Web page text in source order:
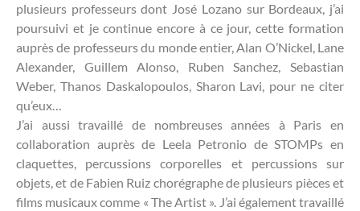
plusieurs professeurs dont José Lozano sur Bordeaux, j’ai
poursuivi et je continue encore à ce jour, cette formation
auprès de professeurs du monde entier, Alan O’Nickel, Lane
Alexander, Guillem Alonso, Ruben Sanchez, Sebastian
Weber, Thanos Daskalopoulos, Sharon Lavi, pour ne citer
qu’eux…
J’ai aussi travaillé de nombreuses années à Paris en
collaboration auprès de Leela Petronio de STOMPs en
claquettes, percussions corporelles et percussions sur
objets, et de Fabien Ruiz chorégraphe de plusieurs pièces et
films musicaux comme « The Artist ». J’ai également travaillé